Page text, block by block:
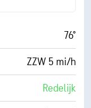
76°
ZZW 5 mi/h
Redelijk